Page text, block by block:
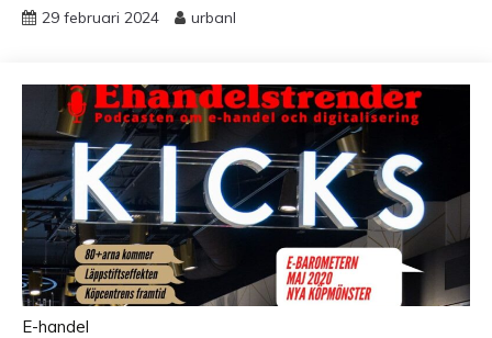
29 februari 2024 urbanl
E-handel